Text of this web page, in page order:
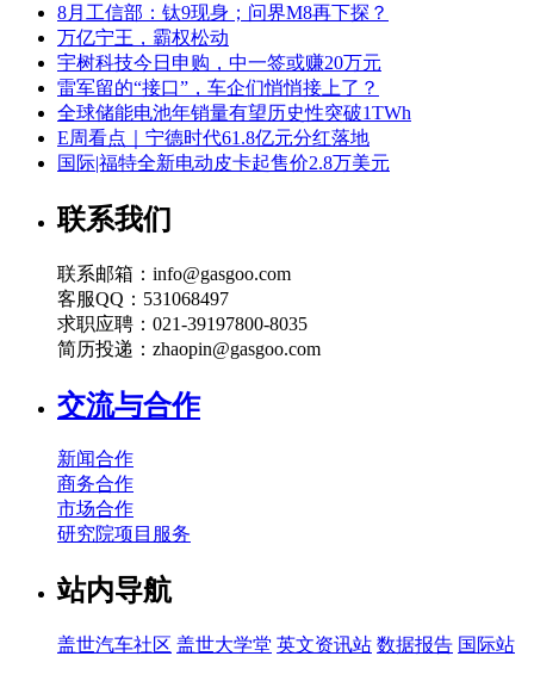
8月工信部：钛9现身；问界M8再下探？
万亿宁王，霸权松动
宇树科技今日申购，中一签或赚20万元
雷军留的“接口”，车企们悄悄接上了？
全球储能电池年销量有望历史性突破1TWh
E周看点｜宁德时代61.8亿元分红落地
国际|福特全新电动皮卡起售价2.8万美元
联系我们
联系邮箱：info@gasgoo.com
客服QQ：531068497
求职应聘：021-39197800-8035
简历投递：zhaopin@gasgoo.com
交流与合作
新闻合作
商务合作
市场合作
研究院项目服务
站内导航
盖世汽车社区 盖世大学堂 英文资讯站 数据报告 国际站